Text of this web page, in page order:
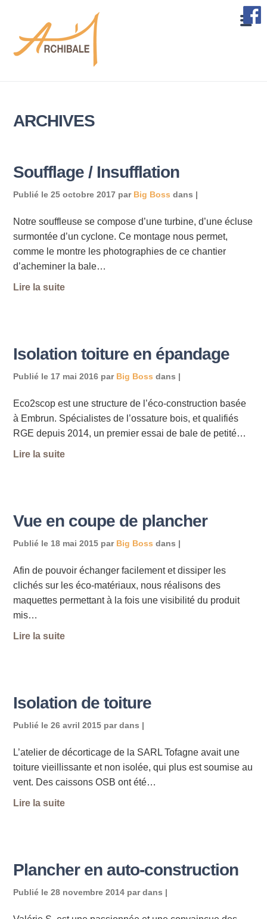
ARCHIVES
Soufflage / Insufflation
Publié le25 octobre 2017 par Big Boss dans |
Notre souffleuse se compose d’une turbine, d’une écluse
surmontée d’un cyclone. Ce montage nous permet,
comme le montre les photographies de ce chantier
d’acheminer la bale…
Lire la suite
Isolation toiture en épandage
Publié le 17 mai 2016 par Big Boss dans |
Eco2scop est une structure de l’éco-construction basée
à Embrun. Spécialistes de l’ossature bois, et qualifiés
RGE depuis 2014, un premier essai de bale de petité…
Lire la suite
Vue en coupe de plancher
Publié le 18 mai 2015 par Big Boss dans |
Afin de pouvoir échanger facilement et dissiper les
clichés sur les éco-matériaux, nous réalisons des
maquettes permettant à la fois une visibilité du produit
mis…
Lire la suite
Isolation de toiture
Publié le26 avril 2015 pardans |
L’atelier de décorticage de la SARL Tofagne avait une
toiture vieillissante et non isolée, qui plus est soumise au
vent. Des caissons OSB ont été…
Lire la suite
Plancher en auto-construction
Publié le28 novembre 2014 pardans |